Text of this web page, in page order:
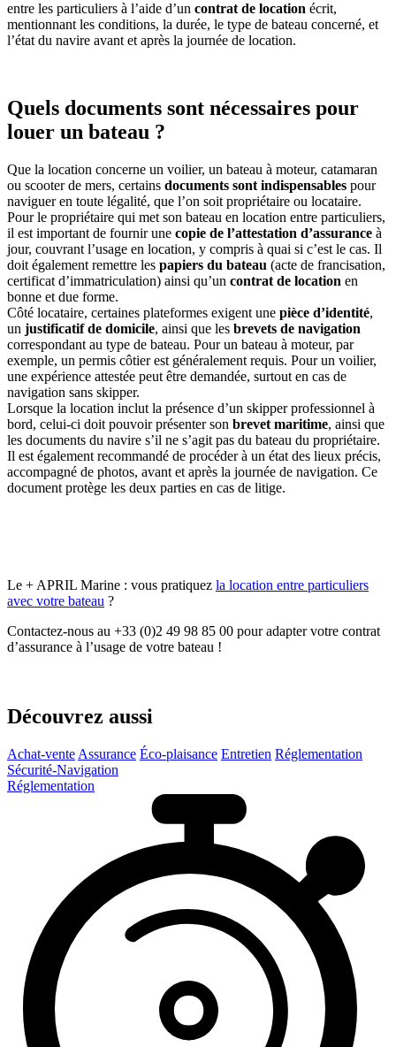
entre les particuliers à l’aide d’un contrat de location écrit,
mentionnant les conditions, la durée, le type de bateau concerné, et
l’état du navire avant et après la journée de location.
Quels documents sont nécessaires pour
louer un bateau ?
Que la location concerne un voilier, un bateau à moteur, catamaran
ou scooter de mers, certains documents sont indispensables pour
naviguer en toute légalité, que l’on soit propriétaire ou locataire.
Pour le propriétaire qui met son bateau en location entre particuliers,
il est important de fournir une copie de l’attestation d’assurance à
jour, couvrant l’usage en location, y compris à quai si c’est le cas. Il
doit également remettre les papiers du bateau (acte de francisation,
certificat d’immatriculation) ainsi qu’un contrat de location en
bonne et due forme.
Côté locataire, certaines plateformes exigent une pièce d’identité,
un justificatif de domicile, ainsi que les brevets de navigation
correspondant au type de bateau. Pour un bateau à moteur, par
exemple, un permis côtier est généralement requis. Pour un voilier,
une expérience attestée peut être demandée, surtout en cas de
navigation sans skipper.
Lorsque la location inclut la présence d’un skipper professionnel à
bord, celui-ci doit pouvoir présenter son brevet maritime, ainsi que
les documents du navire s’il ne s’agit pas du bateau du propriétaire.
Il est également recommandé de procéder à un état des lieux précis,
accompagné de photos, avant et après la journée de navigation. Ce
document protège les deux parties en cas de litige.
Le + APRIL Marine : vous pratiquez la location entre particuliers
avec votre bateau ?
Contactez-nous au +33 (0)2 49 98 85 00 pour adapter votre contrat
d’assurance à l’usage de votre bateau !
Découvrez aussi
Achat-vente Assurance Éco-plaisance Entretien Réglementation
Sécurité-Navigation
Réglementation